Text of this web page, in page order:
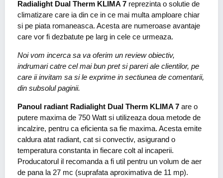
Radialight Dual Therm KLIMA 7 reprezinta o solutie de
climatizare care ia din ce in ce mai multa amploare chiar
si pe piata romaneasca. Acesta are numeroase avantaje
care vor fi dezbatute pe larg in cele ce urmeaza.
Noi vom incerca sa va oferim un review obiectiv,
indrumari catre cel mai bun pret si pareri ale clientilor, pe
care ii invitam sa si le exprime in sectiunea de comentarii,
din subsolul paginii.
Panoul radiant Radialight Dual Therm KLIMA 7 are o
putere maxima de 750 Watt si utilizeaza doua metode de
incalzire, pentru ca eficienta sa fie maxima. Acesta emite
caldura atat radiant, cat si convectiv, asigurand o
temperatura constanta in fiecare colt al incaperii.
Producatorul il recomanda a fi util pentru un volum de aer
de pana la 27 mc (suprafata aproximativa de 11 mp).